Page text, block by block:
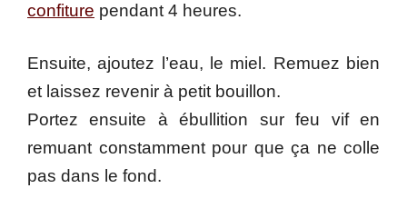
confiture pendant 4 heures.
Ensuite, ajoutez l’eau, le miel. Remuez bien
et laissez revenir à petit bouillon.
Portez ensuite à ébullition sur feu vif en
remuant constamment pour que ça ne colle
pas dans le fond.